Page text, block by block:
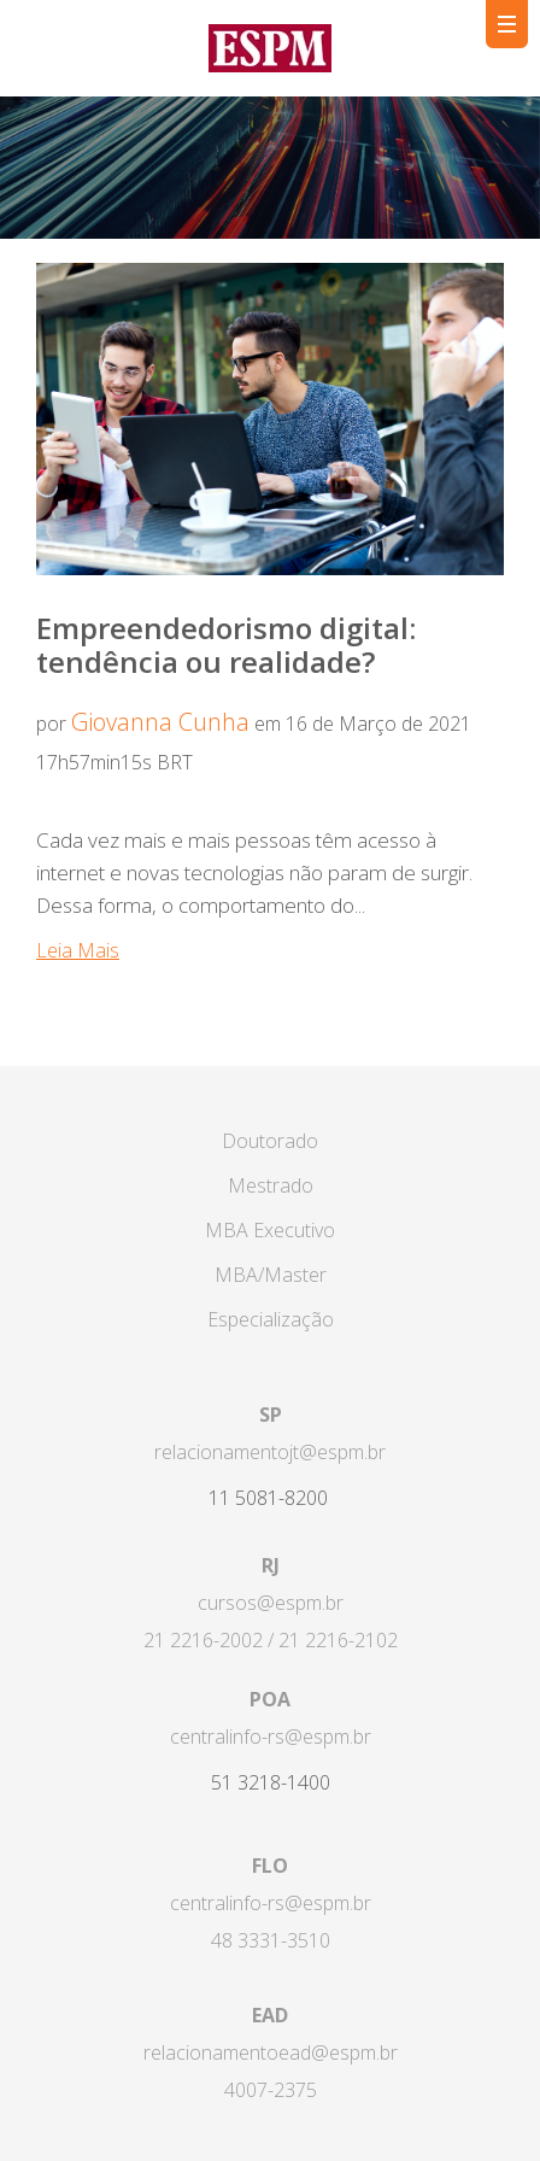
Empreendedorismo digital:
tendência ou realidade?
por Giovanna Cunha em 16 de Março de 2021
17h57min15s BRT
Cada vez mais e mais pessoas têm acesso à
internet e novas tecnologias não param de surgir.
Dessa forma, o comportamento do...
Leia Mais
Doutorado
Mestrado
MBA Executivo
MBA/Master
Especialização
SP
relacionamentojt@espm.br
11 5081-8200
RJ
cursos@espm.br
21 2216-2002 / 21 2216-2102
POA
centralinfo-rs@espm.br
51 3218-1400
FLO
centralinfo-rs@espm.br
48 3331-3510
EAD
relacionamentoead@espm.br
4007-2375